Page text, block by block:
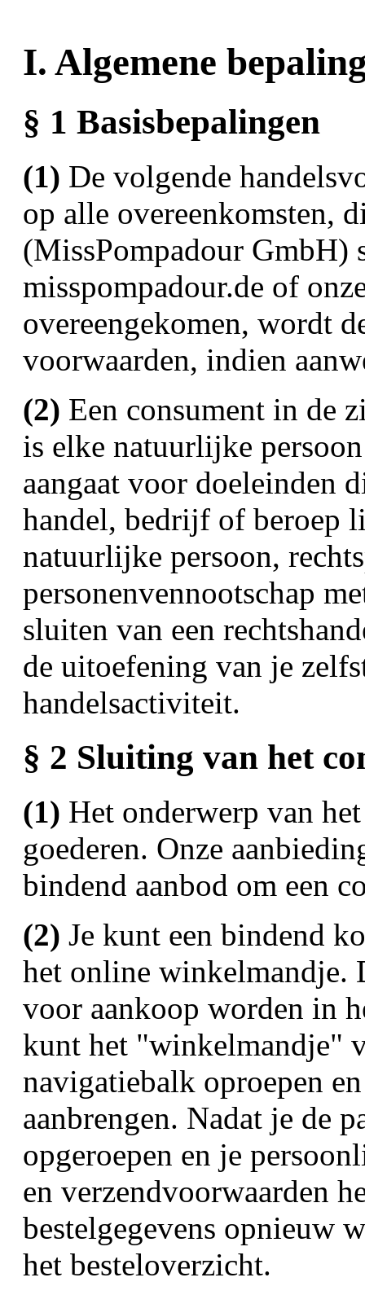
I. Algemene
§ 1 Basisbepalingen
(1) De volgende
op alle overeenkomsten,
(MissPompadour GmbH)
misspompadour.de of
overeengekomen, wordt
voorwaarden, indien
(2) Een consument in de
is elke natuurlijke
aangaat voor doeleinden
handel, bedrijf of beroep
natuurlijke persoon,
personenvennootschap
sluiten van een
de uitoefening van je
handelsactiviteit.
§ 2 Sluiting van het
(1) Het onderwerp van
goederen. Onze
bindend aanbod om een
(2) Je kunt een bindend
het online winkelmandje.
voor aankoop worden in
kunt het "winkelmandje"
navigatiebalk oproepen
aanbrengen. Nadat je de
opgeroepen en je
en verzendvoorwaarden
bestelgegevens opnieuw
het besteloverzicht.